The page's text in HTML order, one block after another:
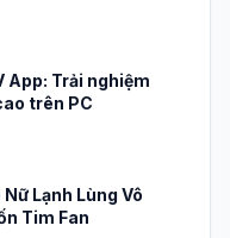
App: Trải nghiệm
trên PC
Lạnh Lùng Vô
Tim Fan